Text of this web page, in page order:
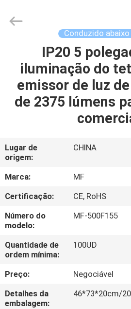
PRODUTOS
QUEM
SOMOS
EXCURSÃO
DA
FÁBRICA
CONTROLE
DA
QUALIDADE
Ming
Reserved.
Conduzido
IP20 5
iluminação do
emissor de luz de
de 2375 lúmens
Lugar de
origem:
CHINA
Marca:
MF
Certificação:
CE, RoHS
Número do
modelo:
MF-500F155
Quantidade de
ordem mínima:
100UD
Preço:
Negociável
Detalhes da
embalagem:
46*73*20cm/